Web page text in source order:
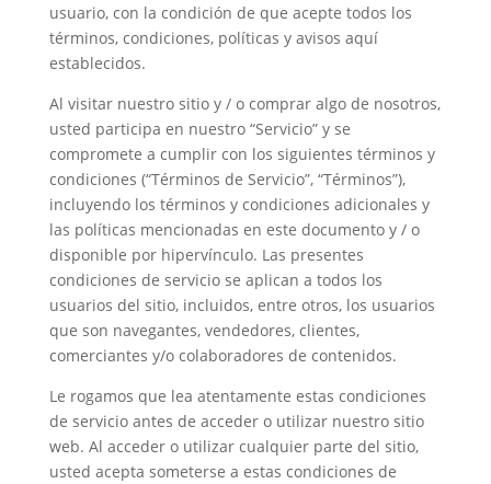
usuario, con la condición de que acepte todos los
términos, condiciones, políticas y avisos aquí
establecidos.
Al visitar nuestro sitio y / o comprar algo de nosotros,
usted participa en nuestro “Servicio” y se
compromete a cumplir con los siguientes términos y
condiciones (“Términos de Servicio”, “Términos”),
incluyendo los términos y condiciones adicionales y
las políticas mencionadas en este documento y / o
disponible por hipervínculo. Las presentes
condiciones de servicio se aplican a todos los
usuarios del sitio, incluidos, entre otros, los usuarios
que son navegantes, vendedores, clientes,
comerciantes y/o colaboradores de contenidos.
Le rogamos que lea atentamente estas condiciones
de servicio antes de acceder o utilizar nuestro sitio
web. Al acceder o utilizar cualquier parte del sitio,
usted acepta someterse a estas condiciones de